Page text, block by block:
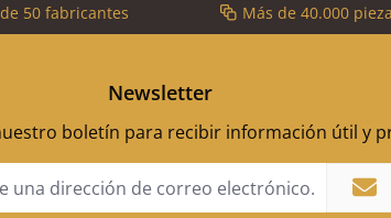
50 fabricantes Más de 40.000
Newsletter
boletín para recibir información útil y